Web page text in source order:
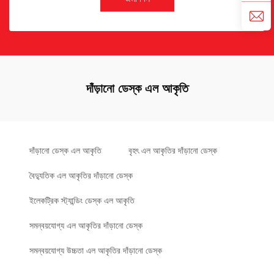
দাঁড়ানো ডেস্ক এল আকৃতি
দাঁড়ানো ডেস্ক এল আকৃতি বৃহৎ এল আকৃতির দাঁড়ানো ডেস্ক
বৈদ্যুতিক এল আকৃতির দাঁড়ানো ডেস্ক
ইলেকট্রিক স্ট্যান্ডিং ডেস্ক এল আকৃতি
সমন্বয়যোগ্য এল আকৃতির দাঁড়ানো ডেস্ক
সমন্বয়যোগ্য উচ্চতা এল আকৃতির দাঁড়ানো ডেস্ক